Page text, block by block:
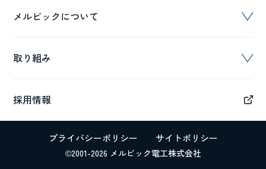
メルビックについて
取り組み
採用情報
プライバシーポリシー サイトポリシー
©2001-2026 メルビック電工株式会社